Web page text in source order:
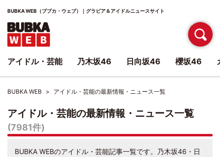
BUBKA WEB（ブブカ・ウェブ）｜グラビア＆アイドルニュースサイト
BUBKA WEB アイドル・芸能の最新情報・ニュース一覧
アイドル・芸能の最新情報・ニュース一覧
(7981件)
BUBKA WEBのアイドル・芸能記事一覧です。乃木坂46・日
アイドル・芸能 乃木坂46 日向坂46 櫻坂46